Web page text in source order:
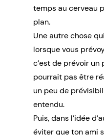
temps au cerveau
plan.
Une autre chose
lorsque vous
c’est de prévoir un
pourrait pas être
un peu de
entendu.
Puis, dans l’idée
éviter que ton ami